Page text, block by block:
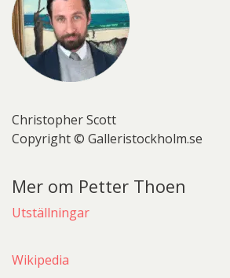
Christopher Scott
Copyright © Galleristockholm.se
Mer om Petter Thoen
Utställningar
Wikipedia